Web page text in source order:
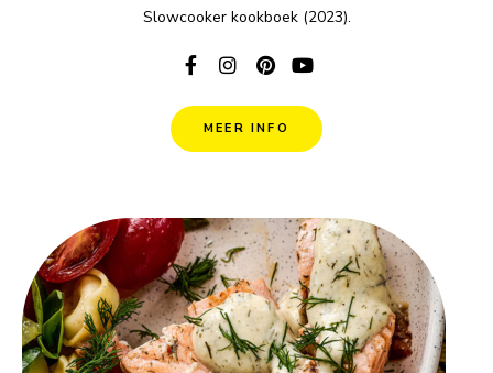
Slowcooker kookboek (2023).
MEER INFO